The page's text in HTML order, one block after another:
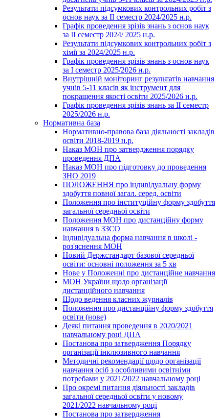
Результати підсумкових контрольних робіт з
основ наук за ІІ семестр 2024/2025 н.р.
Графік проведення зрізів знань з основ наук
за ІІ семестр 2024/ 2025 н.р.
Результати підсумкових контрольних робіт з
хімії за 2024/2025 н.р.
Графік проведення зрізів знань з основ наук
за І семестр 2025/2026 н.р.
Внутрішній моніторинг результатів навчання
учнів 5-11 класів як інструмент для
покращення якості освіти 2025/2026 н.р.
Графік проведення зрізів знань за ІІ семестр
2025/2026 н.р.
Нормативна база
Нормативно-правова база діяльності закладів
освіти 2018-2019 н.р.
Наказ МОН про затвердження порядку
проведення ДПА
Наказ МОН про підготовку до проведення
ЗНО 2019
ПОЛОЖЕННЯ про індивідуальну форму
здобуття повної загал. серед. освіти
Положення про інституційну форму здобуття
загальної середньої освіти
Положення МОН про дистанційну форму
навчання в ЗЗСО
Індивідуальна форма навчання в школі -
роз'яснення МОН
Новий Держстандарт базової середньої
освіти: основні положення за 5 хв
Нове у Положенні про дистанційне навчання
МОН України щодо організації
дистанційного навчання
Щодо ведення класних журналів
Положення про дистанційну форму здобуття
освіти (нове)
Деякі питання проведення в 2020/2021
навчальному році ДПА
Постанова про затвердження Порядку
організації інклюзивного навчання
Методичні рекомендації щодо організації
навчання осіб з особливими освітніми
потребами у 2021/2022 навчальному році
Про окремі питання діяльності закладів
загальної середньої освіти у новому
2021/2022 навчальному році
Постанова про затвердження